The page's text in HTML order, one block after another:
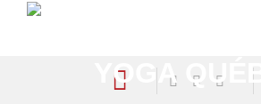
Skip